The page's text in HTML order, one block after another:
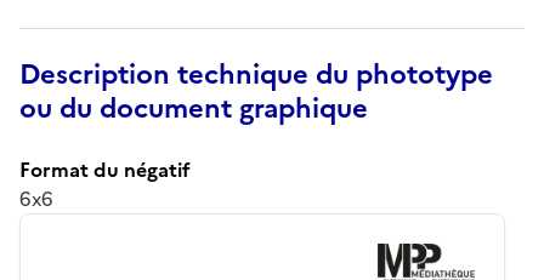
Description technique du phototype
ou du document graphique
Format du négatif
6x6